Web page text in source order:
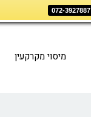
072-3927887
מיסוי מקרקעין